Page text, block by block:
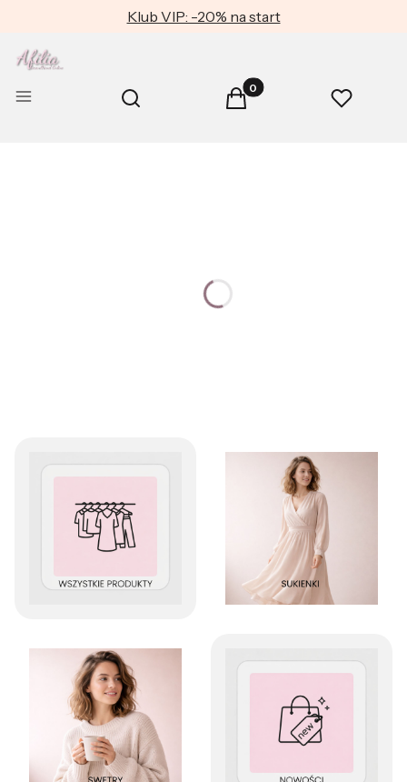
Klub VIP: -20% na start
Menu Otwórz wyszukiwarkę
Szukaj Produkty w koszyku: 0.
Koszyk Ulubione